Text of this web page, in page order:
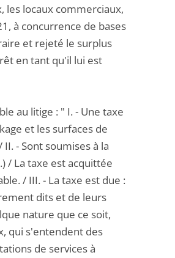
les locaux commerciaux,
à concurrence de bases
et rejeté le surplus
en tant qu'il lui est
au litige : " I. - Une taxe
et les surfaces de
- Sont soumises à la
/ La taxe est acquittée
/ III. - La taxe est due :
dits et de leurs
nature que ce soit,
qui s'entendent des
de services à